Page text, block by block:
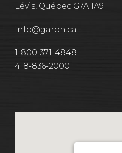
Lévis, Québec G7A 1A9
info@garon.ca
1-800-371-4848
418-836-2000